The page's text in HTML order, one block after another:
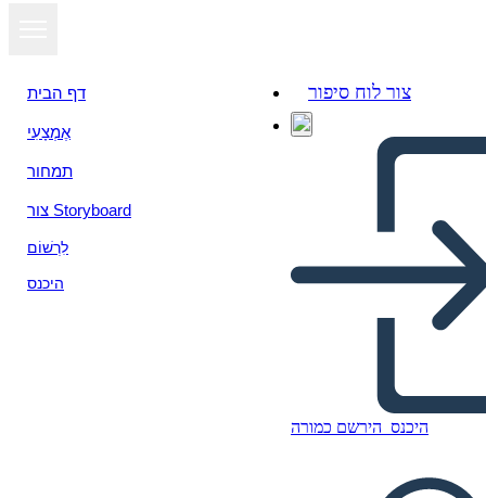
דף הבית
אֶמְצָעִי
תמחור
צור Storyboard
לִרְשׁוֹם
היכנס
צור לוח סיפור
היכנס הירשם כמורה
Informando Informes-3